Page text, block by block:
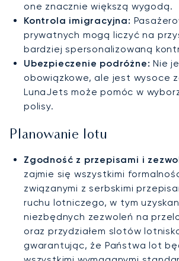
one znacznie większą wygodą.
Kontrola imigracyjna:
prywatnych mogą liczyć na
bardziej spersonalizowaną
Ubezpieczenie podróżne: Nie
obowiązkowe, ale jest wysoce
LunaJets może pomóc w
polisy.
Planowanie lotu
Zgodność z przepisami i
zajmie się wszystkimi
związanymi z serbskimi
ruchu lotniczego, w tym
niezbędnych zezwoleń na
oraz przydziałem slotów
gwarantując, że Państwa lot